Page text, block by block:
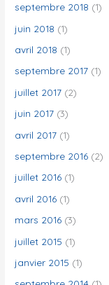
septembre 2018 (1)
juin 2018 (1)
avril 2018 (1)
septembre 2017 (1)
juillet 2017 (2)
juin 2017 (3)
avril 2017 (1)
septembre 2016 (2)
juillet 2016 (1)
avril 2016 (1)
mars 2016 (3)
juillet 2015 (1)
janvier 2015 (1)